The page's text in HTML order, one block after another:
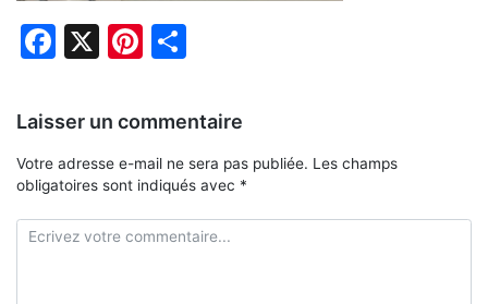
Facebook
X Pinterest
Laisser un commentaire
Votre adresse e-mail ne sera pas publiée. Les champs
obligatoires sont indiqués avec *